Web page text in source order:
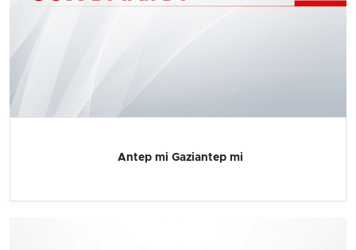
Antep mi Gaziantep mi